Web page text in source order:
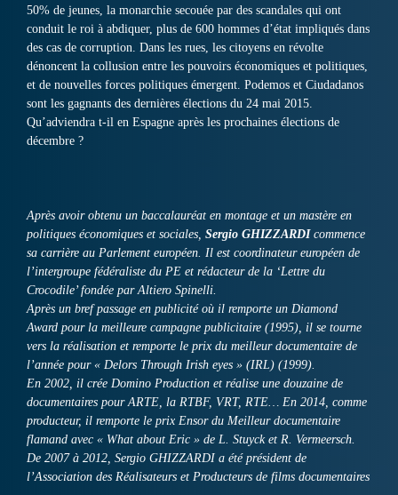
50% de jeunes, la monarchie secouée par des scandales qui ont
conduit le roi à abdiquer, plus de 600 hommes d’état impliqués dans
des cas de corruption. Dans les rues, les citoyens en révolte
dénoncent la collusion entre les pouvoirs économiques et politiques,
et de nouvelles forces politiques émergent. Podemos et Ciudadanos
sont les gagnants des dernières élections du 24 mai 2015.
Qu’adviendra t-il en Espagne après les prochaines élections de
décembre ?
Après avoir obtenu un baccalauréat en montage et un mastère en
politiques économiques et sociales, Sergio GHIZZARDIcommence
sa carrière au Parlement européen. Il est coordinateur européen de
l’intergroupe fédéraliste du PE et rédacteur de la ‘Lettre du
Crocodile’ fondée par Altiero Spinelli.
Après un bref passage en publicité où il remporte un Diamond
Award pour la meilleure campagne publicitaire (1995), il se tourne
vers la réalisation et remporte le prix du meilleur documentaire de
l’année pour « Delors Through Irish eyes » (IRL) (1999).
En 2002, il crée Domino Production et réalise une douzaine de
documentaires pour ARTE, la RTBF, VRT, RTE… En 2014, comme
producteur, il remporte le prix Ensor du Meilleur documentaire
flamand avec « What about Eric » de L. Stuyck et R. Vermeersch.
De 2007 à 2012, Sergio GHIZZARDI a été président de
l’Association des Réalisateurs et Producteurs de films documentaires